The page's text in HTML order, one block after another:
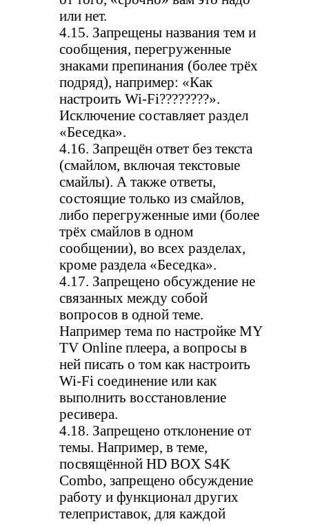
или нет.
4.15. Запрещены названия тем и
сообщения, перегруженные
знаками препинания (более трёх
подряд), например: «Как
настроить Wi-Fi????????».
Исключение составляет раздел
«Беседка».
4.16. Запрещён ответ без текста
(смайлом, включая текстовые
смайлы). А также ответы,
состоящие только из смайлов,
либо перегруженные ими (более
трёх смайлов в одном
сообщении), во всех разделах,
кроме раздела «Беседка».
4.17. Запрещено обсуждение не
связанных между собой
вопросов в одной теме.
Например тема по настройке MY
TV Online плеера, а вопросы в
ней писать о том как настроить
Wi-Fi соединение или как
выполнить восстановление
ресивера.
4.18. Запрещено отклонение от
темы. Например, в теме,
посвящённой HD BOX S4K
Combo, запрещено обсуждение
работу и функционал других
телеприставок, для каждой